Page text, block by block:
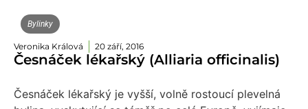
Bylinky
Veronika Králová 20 září, 2016
Česnáček lékařský (Alliaria officinalis)
Česnáček lékařský je vyšší, volně rostoucí plevelná